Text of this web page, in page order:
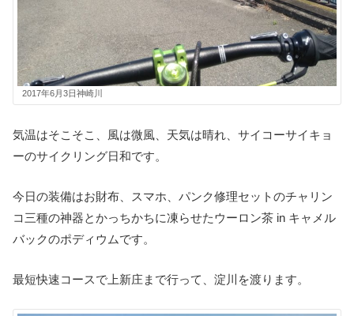
2017年6月3日神崎川
気温はそこそこ、風は微風、天気は晴れ、サイコーサイキョ
ーのサイクリング日和です。
今日の装備はお財布、スマホ、パンク修理セットのチャリン
コ三種の神器とかっちかちに凍らせたウーロン茶 in キャメル
バックのポディウムです。
最短快速コースで上新庄まで行って、淀川を渡ります。